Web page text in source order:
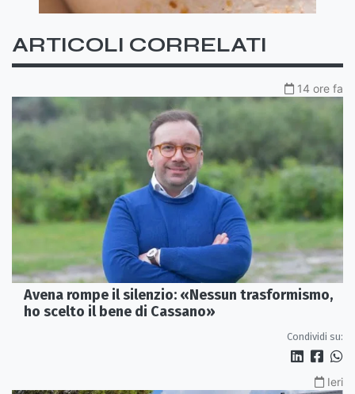
ARTICOLI CORRELATI
14 ore fa
Avena rompe il silenzio: «Nessun trasformismo,
ho scelto il bene di Cassano»
Condividi su:
Ieri